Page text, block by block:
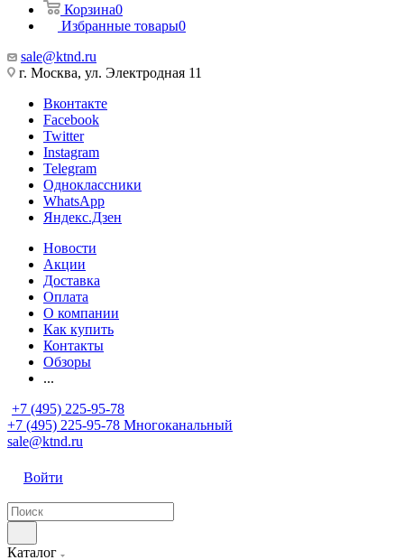
Корзина0
Избранные товары0
sale@ktnd.ru
г. Москва, ул. Электродная 11
Вконтакте
Facebook
Twitter
Instagram
Telegram
Одноклассники
WhatsApp
Яндекс.Дзен
Новости
Акции
Доставка
Оплата
О компании
Как купить
Контакты
Обзоры
...
+7 (495) 225-95-78
+7 (495) 225-95-78 Многоканальный
sale@ktnd.ru
Войти
Каталог